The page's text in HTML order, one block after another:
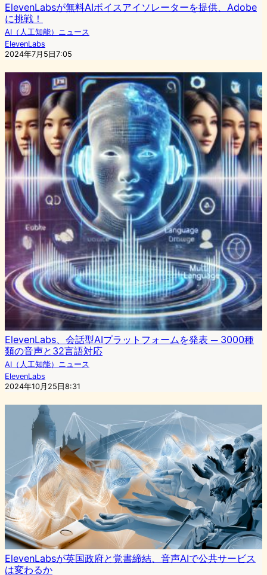
ElevenLabsが無料AIボイスアイソレーターを提供、Adobe
に挑戦！
AI（人工知能）ニュース
ElevenLabs
2024年7月5日7:05
ElevenLabs、会話型AIプラットフォームを発表 ─ 3000種
類の音声と32言語対応
AI（人工知能）ニュース
ElevenLabs
2024年10月25日8:31
ElevenLabsが英国政府と覚書締結、音声AIで公共サービス
は変わるか